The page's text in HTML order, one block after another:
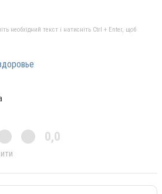
необхідний текст і натисніть Ctrl + Enter, щоб
0,0